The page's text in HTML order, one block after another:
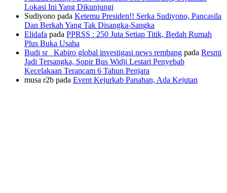
Lokasi Ini Yang Dikunjungi
Sudiyono pada Ketemu Presiden!! Serka Sudiyono, Pancasila
Dan Berkah Yang Tak Disangka-Sangka
Elidafa pada PPRSS : 250 Juta Setiap Titik, Bedah Rumah
Plus Buka Usaha
Budi sr_ Kabiro global investigasi news rembang pada Resmi
Jadi Tersangka, Sopir Bus Widji Lestari Penyebab
Kecelakaan Terancam 6 Tahun Penjara
musa r2b pada Event Kejurkab Panahan, Ada Kejutan